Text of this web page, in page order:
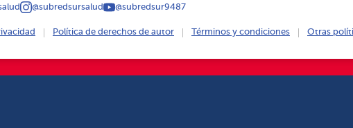
@subredsursalud @subredsur9487
Política de derechos de autor Términos y condiciones Otras